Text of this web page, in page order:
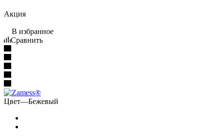
Акция
В избранное
Сравнить
Цвет—Бежевый